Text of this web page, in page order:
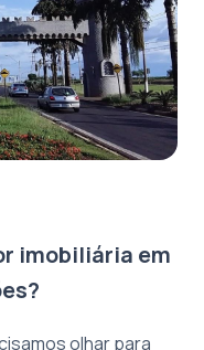
imobiliária em
olhar para